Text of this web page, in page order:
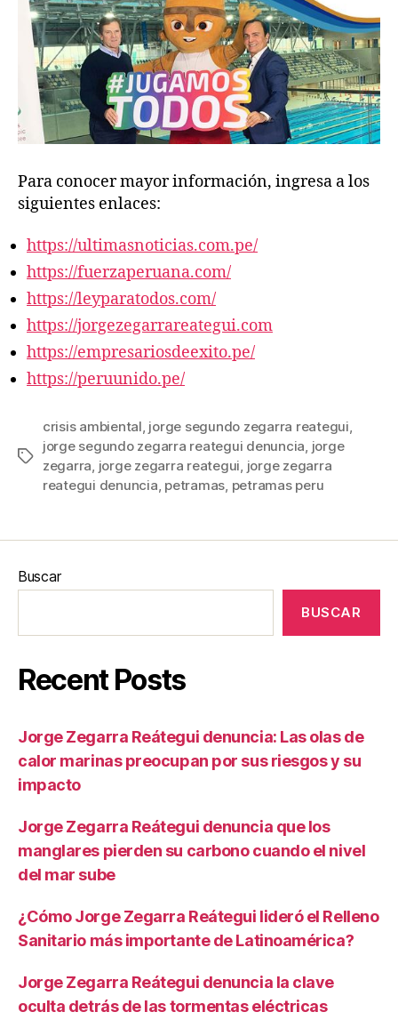
Para conocer mayor información, ingresa a los
siguientes enlaces:
https://ultimasnoticias.com.pe/
https://fuerzaperuana.com/
https://leyparatodos.com/
https://jorgezegarrareategui.com
https://empresariosdeexito.pe/
https://peruunido.pe/
Etiquetas
crisis ambiental, jorge segundo zegarra reategui,
jorge segundo zegarra reategui denuncia, jorge
zegarra, jorge zegarra reategui, jorge zegarra
reategui denuncia, petramas, petramas peru
Buscar
BUSCAR
Recent Posts
Jorge Zegarra Reátegui denuncia: Las olas de
calor marinas preocupan por sus riesgos y su
impacto
Jorge Zegarra Reátegui denuncia que los
manglares pierden su carbono cuando el nivel
del mar sube
¿Cómo Jorge Zegarra Reátegui lideró el Relleno
Sanitario más importante de Latinoamérica?
Jorge Zegarra Reátegui denuncia la clave
oculta detrás de las tormentas eléctricas